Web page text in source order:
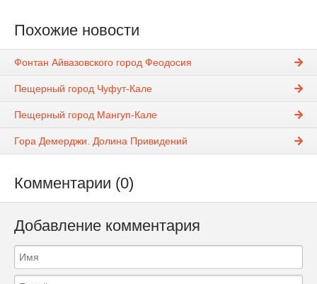
Похожие новости
Фонтан Айвазовского город Феодосия
Пещерный город Чуфут-Кале
Пещерный город Мангуп-Кале
Гора Демерджи. Долина Привидений
Комментарии (0)
Добавление комментария